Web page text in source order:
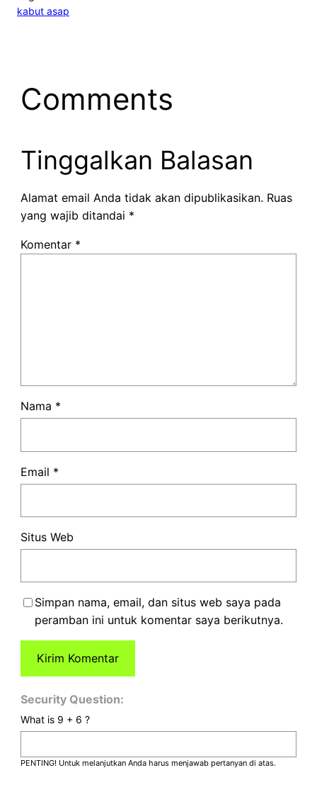
kabut asap
Comments
Tinggalkan Balasan
Alamat email Anda tidak akan dipublikasikan. Ruas
yang wajib ditandai *
Komentar *
Nama *
Email *
Situs Web
Simpan nama, email, dan situs web saya pada
peramban ini untuk komentar saya berikutnya.
Security Question:
What is 9 + 6 ?
PENTING! Untuk melanjutkan Anda harus menjawab pertanyan di atas.